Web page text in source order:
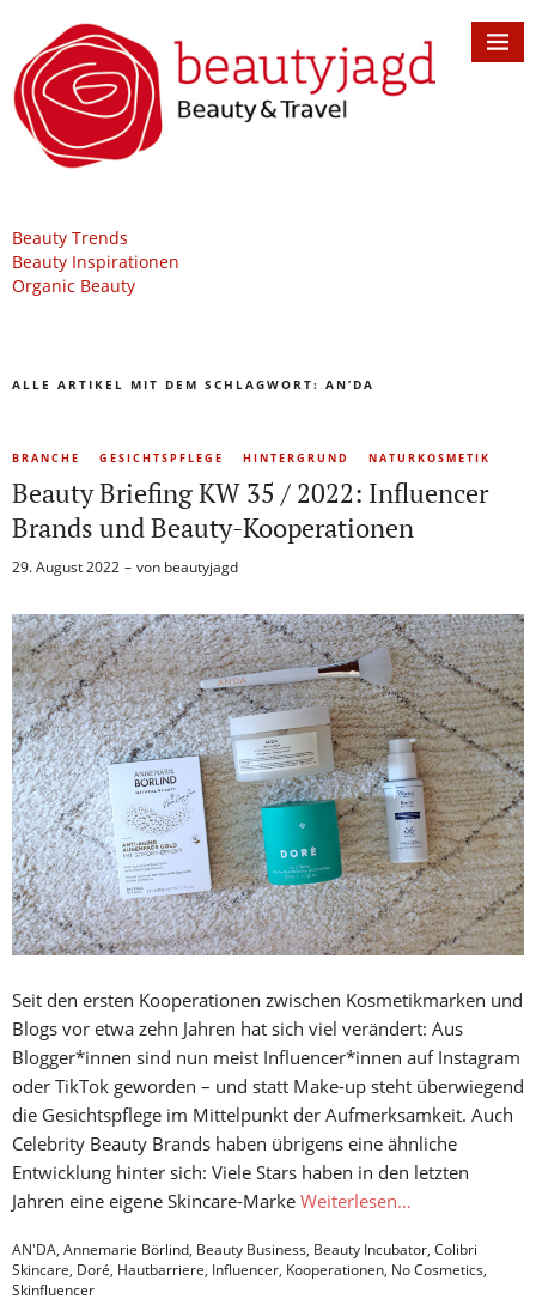
Beauty Trends
Beauty Inspirationen
Organic Beauty
ALLE ARTIKEL MIT DEM SCHLAGWORT: AN’DA
BRANCHE GESICHTSPFLEGE HINTERGRUND NATURKOSMETIK
Beauty Briefing KW 35 / 2022: Influencer
Brands und Beauty-Kooperationen
29. August 2022 von beautyjagd
Seit den ersten Kooperationen zwischen Kosmetikmarken und
Blogs vor etwa zehn Jahren hat sich viel verändert: Aus
Blogger*innen sind nun meist Influencer*innen auf Instagram
oder TikTok geworden – und statt Make-up steht überwiegend
die Gesichtspflege im Mittelpunkt der Aufmerksamkeit. Auch
Celebrity Beauty Brands haben übrigens eine ähnliche
Entwicklung hinter sich: Viele Stars haben in den letzten
Jahren eine eigene Skincare-Marke Weiterlesen…
AN'DA, Annemarie Börlind, Beauty Business, Beauty Incubator, Colibri
Skincare, Doré, Hautbarriere, Influencer, Kooperationen, No Cosmetics,
Skinfluencer